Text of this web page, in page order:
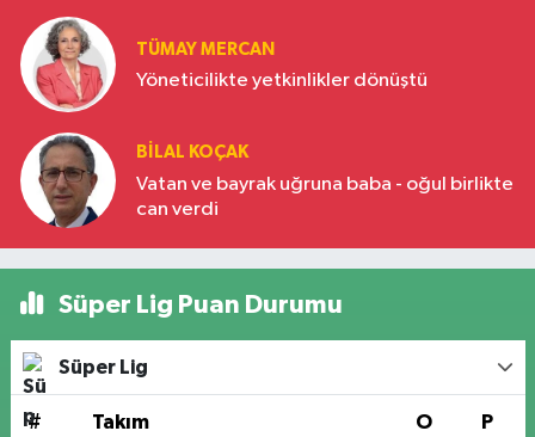
TÜMAY MERCAN
Yöneticilikte yetkinlikler dönüştü
BILAL KOÇAK
Vatan ve bayrak uğruna baba - oğul birlikte
can verdi
Süper Lig Puan Durumu
Süper Lig
# Takım O P